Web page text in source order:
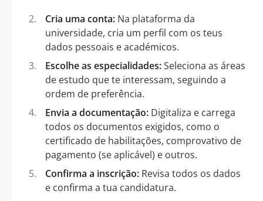
Cria uma conta: Na plataforma da
universidade, cria um perfil com os teus
dados pessoais e académicos.
Escolhe as especialidades:Seleciona as áreas
de estudo que te interessam, seguindo a
ordem de preferência.
Envia a documentação: Digitaliza e carrega
todos os documentos exigidos, como o
certificado de habilitações, comprovativo de
pagamento (se aplicável) e outros.
Confirma a inscrição: Revisa todos os dados
e confirma a tua candidatura.